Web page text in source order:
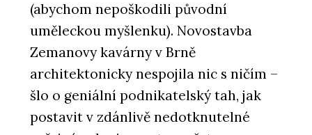
(abychom nepoškodili původní
uměleckou myšlenku). Novostavba
Zemanovy kavárny v Brně
architektonicky nespojila nic s ničím –
šlo o geniální podnikatelský tah, jak
postavit v zdánlivě nedotknutelné